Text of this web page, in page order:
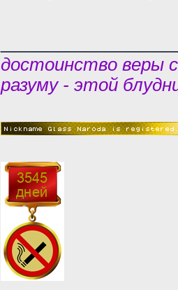
достоинство веры
разуму - этой